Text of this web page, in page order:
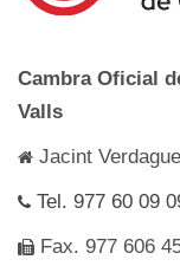
Cambra Oficial
Valls
Jacint
Tel. 977 60 09
Fax. 977 606